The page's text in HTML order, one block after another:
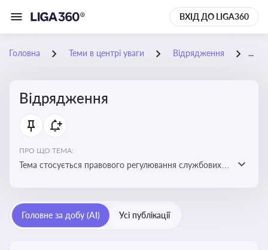
ВХІД ДО LIGA360
Головна Теми в центрі уваги Відрядження 02-
Відрядження
ПРО ЩО ТЕМА:
Тема стосується правового регулювання службових
Головне за добу (AI) Усі публікації